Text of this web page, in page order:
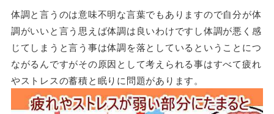
体調と言うのは意味不明な言葉でもありますので自分が体
調がいいと言う思えば体調は良いわけですし体調が悪く感
じてしまうと言う事は体調を落としているということにつ
ながるんですがその原因として考えられる事はすべて疲れ
やストレスの蓄積と眠りに問題があります。